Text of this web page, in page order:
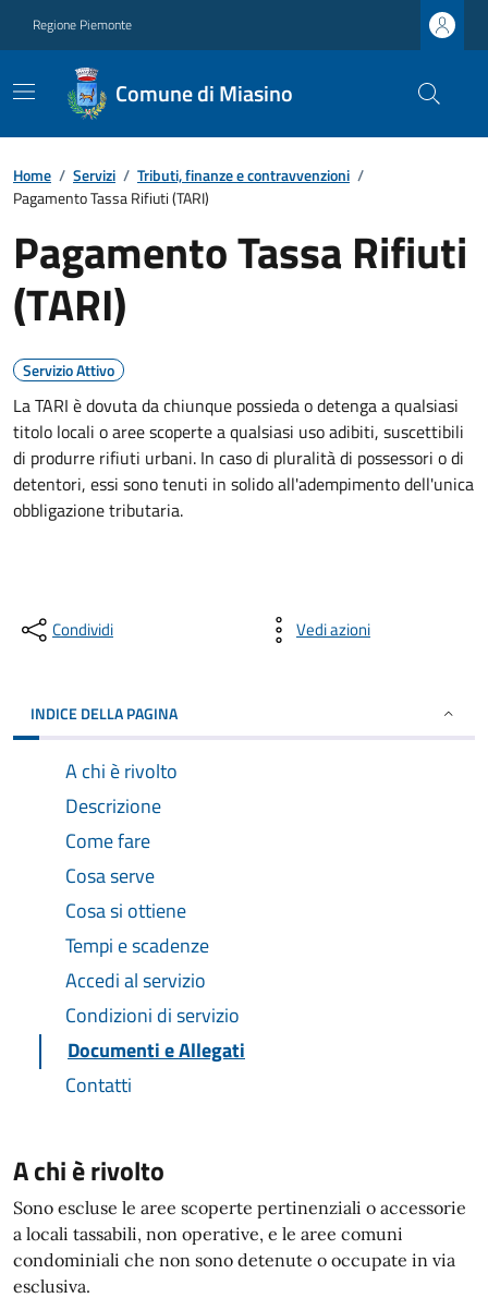
Regione Piemonte
Comune di Miasino
Home / Servizi / Tributi, finanze e contravvenzioni /
Pagamento Tassa Rifiuti (TARI)
Pagamento Tassa Rifiuti
(TARI)
Servizio Attivo
La TARI è dovuta da chiunque possieda o detenga a qualsiasi
titolo locali o aree scoperte a qualsiasi uso adibiti, suscettibili
di produrre rifiuti urbani. In caso di pluralità di possessori o di
detentori, essi sono tenuti in solido all'adempimento dell'unica
obbligazione tributaria.
Condividi Vedi azioni
INDICE DELLA PAGINA
A chi è rivolto
Descrizione
Come fare
Cosa serve
Cosa si ottiene
Tempi e scadenze
Accedi al servizio
Condizioni di servizio
Documenti e Allegati
Contatti
A chi è rivolto
Sono escluse le aree scoperte pertinenziali o accessorie
a locali tassabili, non operative, e le aree comuni
condominiali che non sono detenute o occupate in via
esclusiva.